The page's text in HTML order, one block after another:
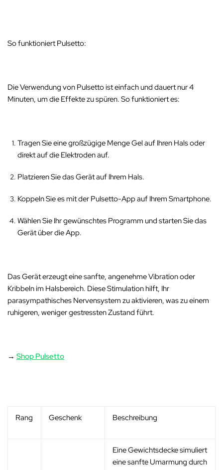
So funktioniert Pulsetto:
Die Verwendung von Pulsetto ist einfach und dauert nur 4
Minuten, um die Effekte zu spüren. So funktioniert es:
Tragen Sie eine großzügige Menge Gel auf Ihren Hals oder
direkt auf die Elektroden auf.
Platzieren Sie das Gerät auf Ihrem Hals.
Koppeln Sie es mit der Pulsetto-App auf Ihrem Smartphone.
Wählen Sie Ihr gewünschtes Programm und starten Sie das
Gerät über die App.
Das Gerät erzeugt eine sanfte, angenehme Vibration oder
Kribbeln im Halsbereich. Diese Stimulation hilft, Ihr
parasympathisches Nervensystem zu aktivieren, was zu einem
ruhigeren, weniger gestressten Zustand führt.
→Shop Pulsetto
Rang Geschenk Beschreibung
Eine Gewichtsdecke simuliert
eine sanfte Umarmung durch